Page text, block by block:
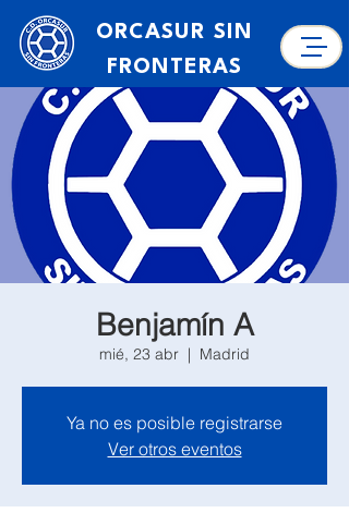
ORCASUR SIN
FRONTERAS
Benjamín A
mié, 23 abr
  |
Madrid
Ya no es posible registrarse
Ver otros eventos